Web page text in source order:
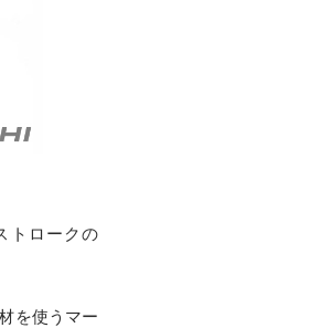
トロークの
を使うマー